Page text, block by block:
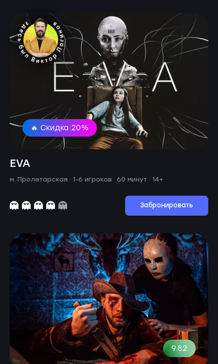
🔥 Скидка 20%
EVA
м. Пролетарская · 1-6 игроков · 60 минут · 14+
Забронировать
9.82